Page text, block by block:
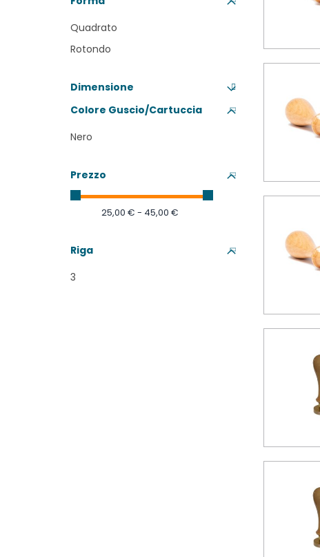
Quadrato
Rotondo
Dimensione
Colore Guscio/Cartuccia
Nero
Prezzo
25,00 € - 45,00 €
Riga
3